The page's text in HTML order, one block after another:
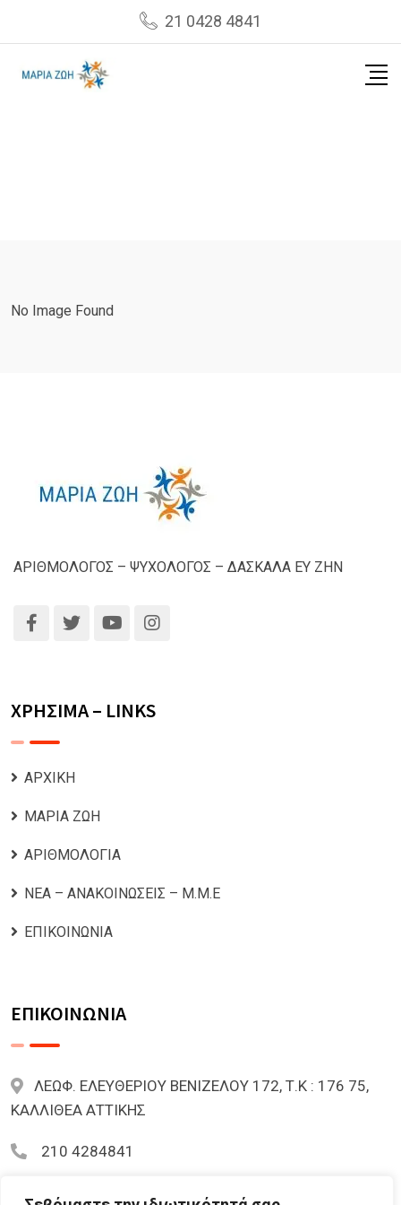
21 0428 4841
No Image Found
ΑΡΙΘΜΟΛΟΓΟΣ – ΨΥΧΟΛΟΓΟΣ – ΔΑΣΚΑΛΑ ΕΥ ΖΗΝ
ΧΡΗΣΙΜΑ – LINKS
ΑΡΧΙΚΗ
ΜΑΡΙΑ ΖΩΗ
ΑΡΙΘΜΟΛΟΓΙΑ
ΝΕΑ – ΑΝΑΚΟΙΝΩΣΕΙΣ – Μ.Μ.Ε
ΕΠΙΚΟΙΝΩΝΙΑ
ΕΠΙΚΟΙΝΩΝΙΑ
ΛΕΩΦ. ΕΛΕΥΘΕΡΙΟΥ ΒΕΝΙΖΕΛΟΥ 172, Τ.Κ : 176 75,
ΚΑΛΛΙΘΕΑ ΑΤΤΙΚΗΣ
210 4284841
mariazoi.powernumbers@gmail.com